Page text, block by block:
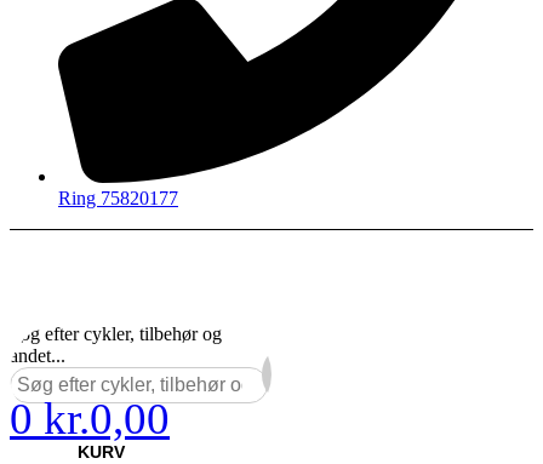
Ring 75820177
Søg efter cykler, tilbehør og
andet...
×
0 kr.0,00
KURV